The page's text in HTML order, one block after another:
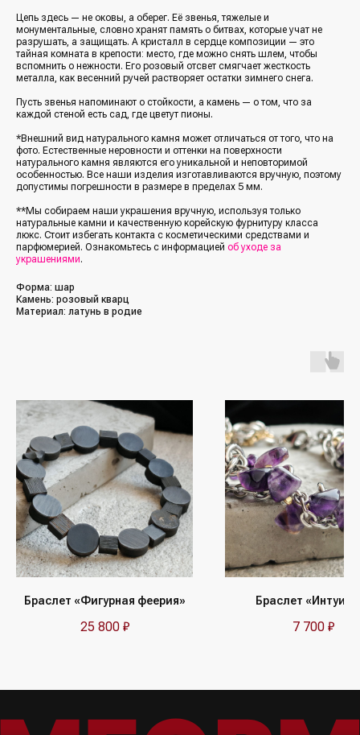
Цепь здесь — не оковы, а оберег. Её звенья, тяжелые и
монументальные, словно хранят память о битвах, которые учат не
разрушать, а защищать. А кристалл в сердце композиции — это
тайная комната в крепости: место, где можно снять шлем, чтобы
вспомнить о нежности. Его розовый отсвет смягчает жесткость
металла, как весенний ручей растворяет остатки зимнего снега.
Пусть звенья напоминают о стойкости, а камень — о том, что за
каждой стеной есть сад, где цветут пионы.
*Внешний вид натурального камня может отличаться от того, что на
фото. Естественные неровности и оттенки на поверхности
натурального камня являются его уникальной и неповторимой
особенностью. Все наши изделия изготавливаются вручную, поэтому
допустимы погрешности в размере в пределах 5 мм.
**Мы собираем наши украшения вручную, используя только
натуральные камни и качественную корейскую фурнитуру класса
люкс. Стоит избегать контакта с косметическими средствами и
парфюмерией. Ознакомьтесь с информацией об уходе за
украшениями.
Форма: шар
Камень: розовый кварц
Материал: латунь в родие
Браслет «Фигурная феерия»
25 800 ₽
Браслет
7 700 ₽
Я ознакомился (-лась) и согласен (-на) с
конфиденциальности
/Подписка на рассылку/
Получайте первыми сообщения
об акциях и пополнениях коллекции
/Покупателям/
/Способы оплаты/
Доставка и оплата
Наши друзья
(другие бренды)
Обмен и возврат
Контакты и реквизиты
запрещена в РФ с 21 марта 2022 года
Колье
FAQ
Браслеты
Аксессуары
Для мужчин